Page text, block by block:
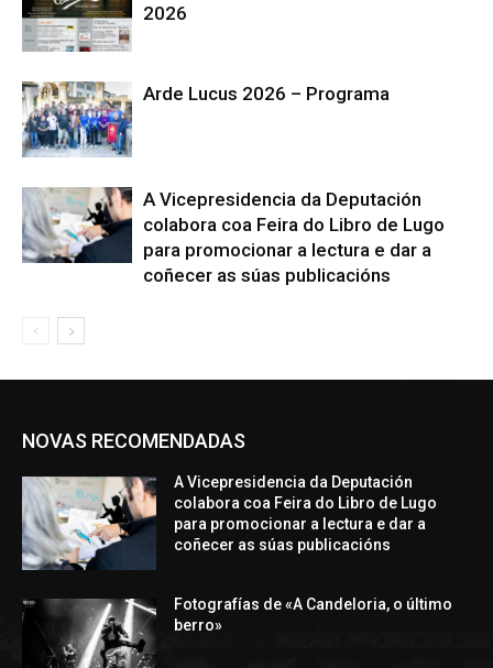
2026
Arde Lucus 2026 – Programa
A Vicepresidencia da Deputación
colabora coa Feira do Libro de Lugo
para promocionar a lectura e dar a
coñecer as súas publicacións
NOVAS RECOMENDADAS
A Vicepresidencia da Deputación
colabora coa Feira do Libro de Lugo
para promocionar a lectura e dar a
coñecer as súas publicacións
Fotografías de «A Candeloria, o último
berro»